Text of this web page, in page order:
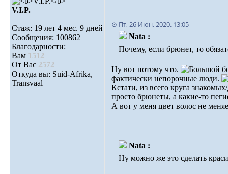
V.I.P.
Стаж: 19 лет 4 мес. 9 дней
Сообщения: 100862
Благодарности:
Вам 1512
От Вас 2572
Откуда вы: Suid-Afrika,
Transvaal
⊙ Пт, 26 Июн, 2020. 13:05
Nata :
Почему, если брюнет, то
Ну вот потому что.
фактически непорочные люди.
Кстати, из всего круга
просто брюнеты, а какие-то
А вот у меня цвет волос не
Nata :
Ну можно же это сделать